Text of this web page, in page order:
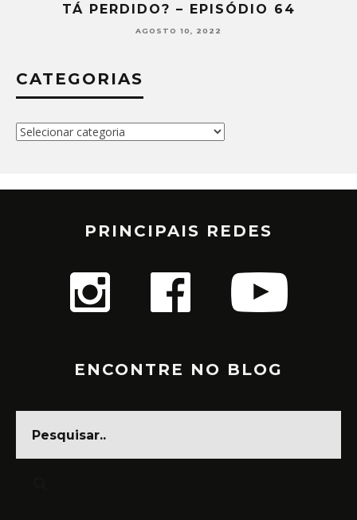
TÁ PERDIDO? – EPISÓDIO 64
AGOSTO 10, 2022
CATEGORIAS
Categorias
PRINCIPAIS REDES
ENCONTRE NO BLOG